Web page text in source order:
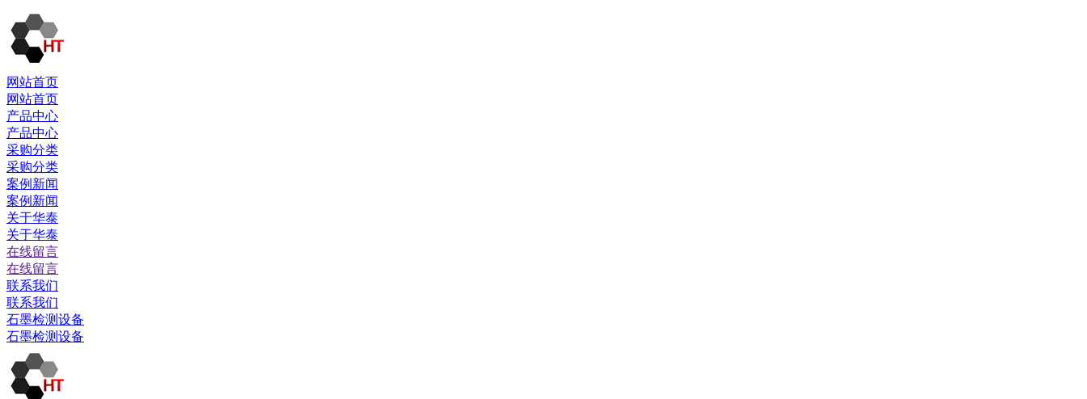
网站首页
网站首页
产品中心
产品中心
采购分类
采购分类
案例新闻
案例新闻
关于华泰
关于华泰
在线留言
在线留言
联系我们
联系我们
石墨检测设备
石墨检测设备